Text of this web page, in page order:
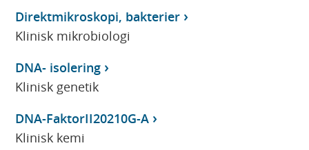
Direktmikroskopi, bakterier
Klinisk mikrobiologi
DNA- isolering
Klinisk genetik
DNA-FaktorII20210G-A
Klinisk kemi